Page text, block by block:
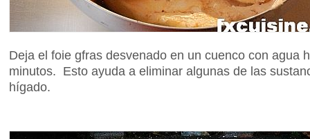
Deja el foie gfras desvenado en un cuenco con agua
minutos. Esto ayuda a eliminar algunas de las
hígado.